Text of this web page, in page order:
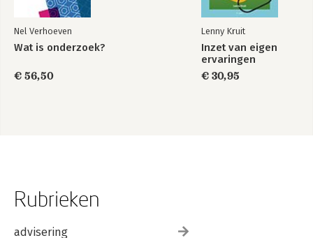
Nel Verhoeven
Wat is onderzoek?
€ 56,50
Lenny Kruit
Inzet van eigen
ervaringen
€ 30,95
Rubrieken
advisering